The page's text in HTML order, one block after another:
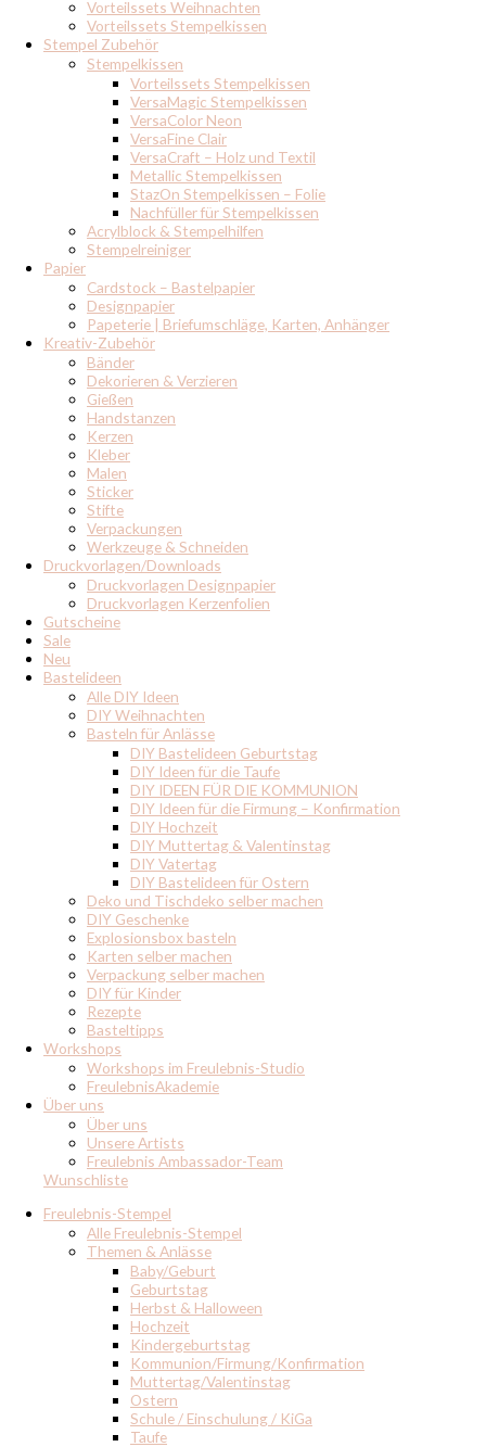
Vorteilssets Weihnachten
Vorteilssets Stempelkissen
Stempel Zubehör
Stempelkissen
Vorteilssets Stempelkissen
VersaMagic Stempelkissen
VersaColor Neon
VersaFine Clair
VersaCraft – Holz und Textil
Metallic Stempelkissen
StazOn Stempelkissen – Folie
Nachfüller für Stempelkissen
Acrylblock & Stempelhilfen
Stempelreiniger
Papier
Cardstock – Bastelpapier
Designpapier
Papeterie | Briefumschläge, Karten, Anhänger
Kreativ-Zubehör
Bänder
Dekorieren & Verzieren
Gießen
Handstanzen
Kerzen
Kleber
Malen
Sticker
Stifte
Verpackungen
Werkzeuge & Schneiden
Druckvorlagen/Downloads
Druckvorlagen Designpapier
Druckvorlagen Kerzenfolien
Gutscheine
Sale
Neu
Bastelideen
Alle DIY Ideen
DIY Weihnachten
Basteln für Anlässe
DIY Bastelideen Geburtstag
DIY Ideen für die Taufe
DIY IDEEN FÜR DIE KOMMUNION
DIY Ideen für die Firmung – Konfirmation
DIY Hochzeit
DIY Muttertag & Valentinstag
DIY Vatertag
DIY Bastelideen für Ostern
Deko und Tischdeko selber machen
DIY Geschenke
Explosionsbox basteln
Karten selber machen
Verpackung selber machen
DIY für Kinder
Rezepte
Basteltipps
Workshops
Workshops im Freulebnis-Studio
FreulebnisAkademie
Über uns
Über uns
Unsere Artists
Freulebnis Ambassador-Team
Wunschliste
Freulebnis-Stempel
Alle Freulebnis-Stempel
Themen & Anlässe
Baby/Geburt
Geburtstag
Herbst & Halloween
Hochzeit
Kindergeburtstag
Kommunion/Firmung/Konfirmation
Muttertag/Valentinstag
Ostern
Schule / Einschulung / KiGa
Taufe